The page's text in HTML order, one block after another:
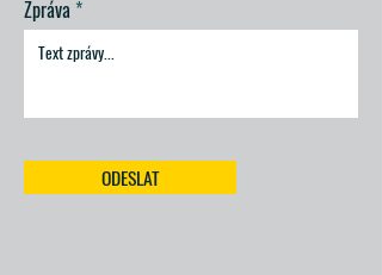
Zpráva
ODESLAT